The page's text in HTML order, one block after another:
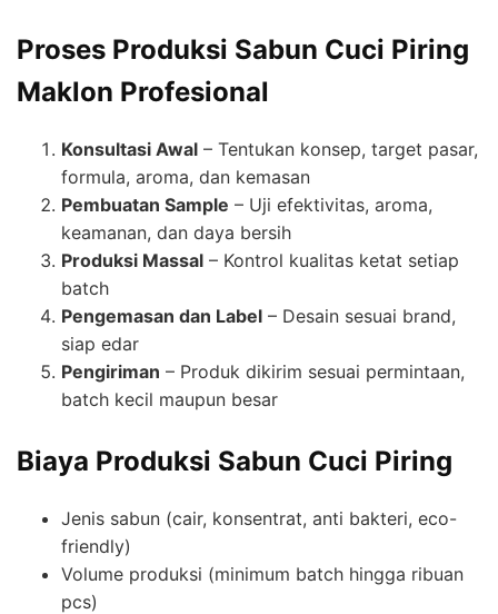
Proses Produksi Sabun Cuci Piring
Maklon Profesional
Konsultasi Awal – Tentukan konsep, target pasar,
formula, aroma, dan kemasan
Pembuatan Sample – Uji efektivitas, aroma,
keamanan, dan daya bersih
Produksi Massal – Kontrol kualitas ketat setiap
batch
Pengemasan dan Label – Desain sesuai brand,
siap edar
Pengiriman – Produk dikirim sesuai permintaan,
batch kecil maupun besar
Biaya Produksi Sabun Cuci Piring
Jenis sabun (cair, konsentrat, anti bakteri, eco-
friendly)
Volume produksi (minimum batch hingga ribuan
pcs)